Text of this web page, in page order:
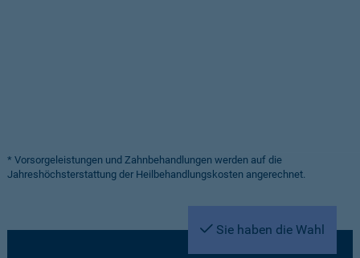
* Vorsorgeleistungen und Zahnbehandlungen werden auf die
Jahreshöchsterstattung der Heilbehandlungskosten angerechnet.
Sie haben die Wahl